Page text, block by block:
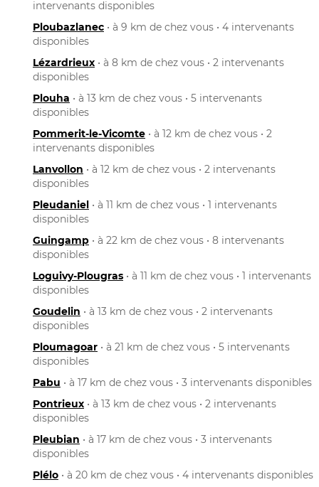
intervenants disponibles
Ploubazlanec • à 9 km de chez vous • 4 intervenants
disponibles
Lézardrieux • à 8 km de chez vous • 2 intervenants
disponibles
Plouha • à 13 km de chez vous • 5 intervenants
disponibles
Pommerit-le-Vicomte • à 12 km de chez vous • 2
intervenants disponibles
Lanvollon • à 12 km de chez vous • 2 intervenants
disponibles
Pleudaniel • à 11 km de chez vous • 1 intervenants
disponibles
Guingamp • à 22 km de chez vous • 8 intervenants
disponibles
Loguivy-Plougras • à 11 km de chez vous • 1 intervenants
disponibles
Goudelin • à 13 km de chez vous • 2 intervenants
disponibles
Ploumagoar • à 21 km de chez vous • 5 intervenants
disponibles
Pabu • à 17 km de chez vous • 3 intervenants disponibles
Pontrieux • à 13 km de chez vous • 2 intervenants
disponibles
Pleubian • à 17 km de chez vous • 3 intervenants
disponibles
Plélo • à 20 km de chez vous • 4 intervenants disponibles